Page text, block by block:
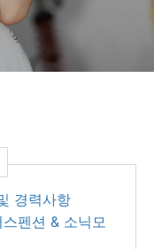
경력사항
펜션 & 소닉모